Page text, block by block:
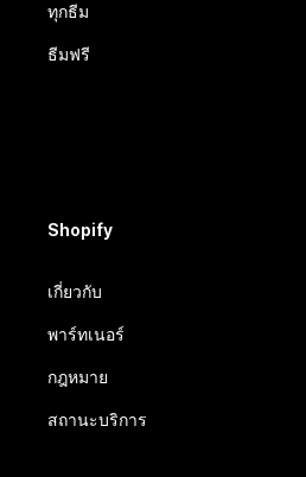
ทุกธีม
ธีมฟรี
Shopify
เกี่ยวกับ
พาร์ทเนอร์
กฎหมาย
สถานะบริการ